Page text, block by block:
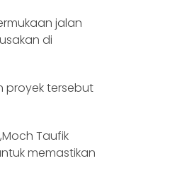
jalan
di
proyek tersebut
Taufik
memastikan